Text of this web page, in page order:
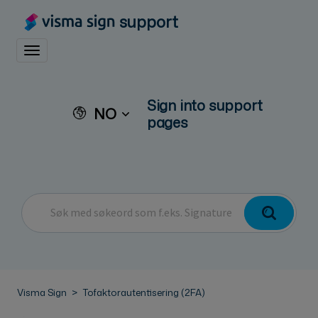
support
Toggle navigation
NO
Sign into support
pages
Visma Sign Tofaktorautentisering (2FA)